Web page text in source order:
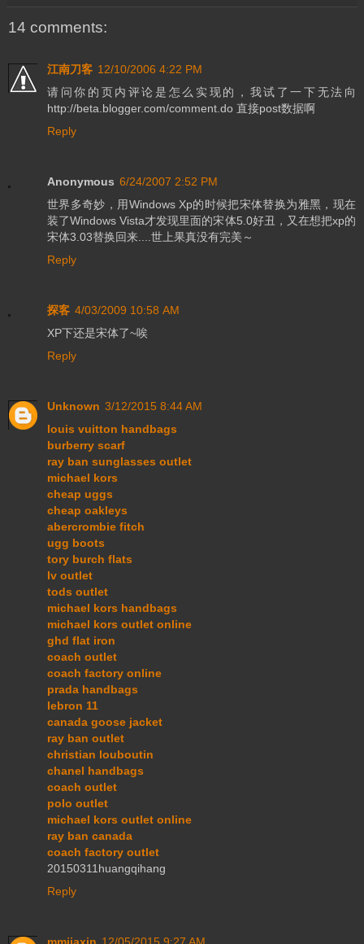
14 comments:
江南刀客 12/10/2006 4:22 PM
请问你的页内评论是怎么实现的，我试了一下无法向
http://beta.blogger.com/comment.do 直接post数据啊
Reply
Anonymous 6/24/2007 2:52 PM
世界多奇妙，用Windows Xp的时候把宋体替换为雅黑，现在
装了Windows Vista才发现里面的宋体5.0好丑，又在想把xp的
宋体3.03替换回来....世上果真没有完美～
Reply
探客 4/03/2009 10:58 AM
XP下还是宋体了~唉
Reply
Unknown 3/12/2015 8:44 AM
louis vuitton handbags
burberry scarf
ray ban sunglasses outlet
michael kors
cheap uggs
cheap oakleys
abercrombie fitch
ugg boots
tory burch flats
lv outlet
tods outlet
michael kors handbags
michael kors outlet online
ghd flat iron
coach outlet
coach factory online
prada handbags
lebron 11
canada goose jacket
ray ban outlet
christian louboutin
chanel handbags
coach outlet
polo outlet
michael kors outlet online
ray ban canada
coach factory outlet
20150311huangqihang
Reply